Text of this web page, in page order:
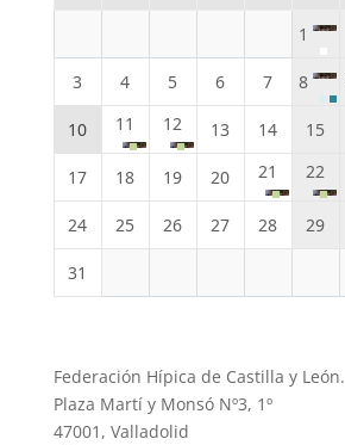
1
3 4 5 6 7 8
10 11 12 13 14 15
17 18 19 20 21 22
24 25 26 27 28 29
31
Federación Hípica de Castilla y León.
Plaza Martí y Monsó Nº3, 1º
47001, Valladolid